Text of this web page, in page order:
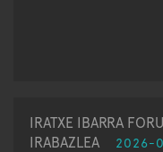
IRATXE IBARRA
IRABAZLEA
2026-